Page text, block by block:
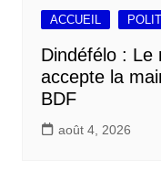
ACCUEIL
Dindéfélo : Le
accepte la
BDF
août 4, 2026